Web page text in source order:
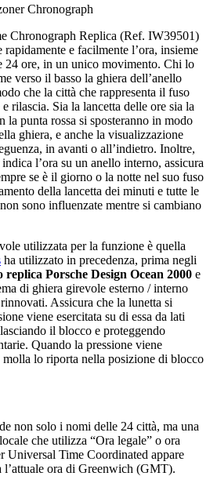
Chronograph Replica (Ref. IW39501)
rapidamente e facilmente l’ora, insieme
24 ore, in un unico movimento. Chi lo
verso il basso la ghiera dell’anello
che la città che rappresenta il fuso
rilascia. Sia la lancetta delle ore sia la
la punta rossa si sposteranno in modo
ghiera, e anche la visualizzazione
in avanti o all’indietro. Inoltre,
l’ora su un anello interno, assicura
se è il giorno o la notte nel suo fuso
della lancetta dei minuti e tutte le
sono influenzate mentre si cambiano
utilizzata per la funzione è quella
ha utilizzato in precedenza, prima negli
replica Porsche Design Ocean 2000 e
di ghiera girevole esterno / interno
Assicura che la lunetta si
viene esercitata su di essa da lati
il blocco e proteggendo
Quando la pressione viene
molla lo riporta nella posizione di blocco
non solo i nomi delle 24 città, ma una
che utilizza “Ora legale” o ora
Universal Time Coordinated appare
l’attuale ora di Greenwich (GMT).